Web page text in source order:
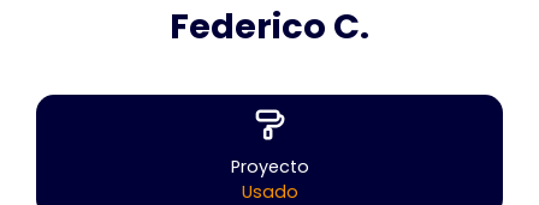
Federico C.
Proyecto
Usado